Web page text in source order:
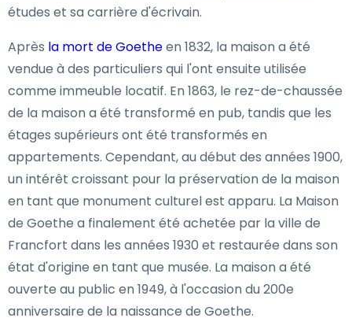
études et sa carrière d'écrivain.
Après la mort de Goetheen 1832, la maison a été
vendue à des particuliers qui l'ont ensuite utilisée
comme immeuble locatif. En 1863, le rez-de-chaussée
de la maison a été transformé en pub, tandis que les
étages supérieurs ont été transformés en
appartements. Cependant, au début des années 1900,
un intérêt croissant pour la préservation de la maison
en tant que monument culturel est apparu. La Maison
de Goethe a finalement été achetée par la ville de
Francfort dans les années 1930 et restaurée dans son
état d'origine en tant que musée. La maison a été
ouverte au public en 1949, à l'occasion du 200e
anniversaire de la naissance de Goethe.